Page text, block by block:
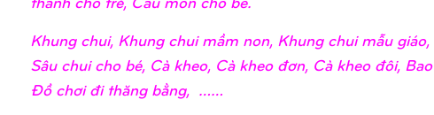
Khung chui, Khung chui mầm non, Khung chui mẫu
Sâu chui cho bé, Cà kheo, Cà kheo đơn, Cà kheo đôi,
Đồ chơi đi thăng bằng, ……